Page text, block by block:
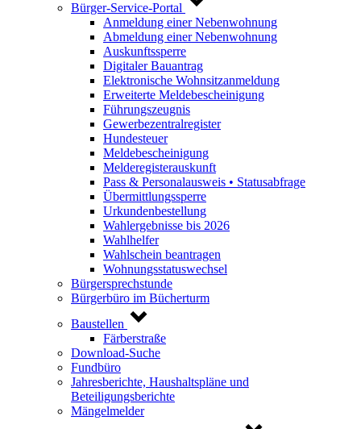
Bürger-Service-Portal
Anmeldung einer Nebenwohnung
Abmeldung einer Nebenwohnung
Auskunftssperre
Digitaler Bauantrag
Elektronische Wohnsitzanmeldung
Erweiterte Meldebescheinigung
Führungszeugnis
Gewerbezentralregister
Hundesteuer
Meldebescheinigung
Melderegisterauskunft
Pass & Personalausweis • Statusabfrage
Übermittlungssperre
Urkundenbestellung
Wahlergebnisse bis 2026
Wahlhelfer
Wahlschein beantragen
Wohnungsstatuswechsel
Bürgersprechstunde
Bürgerbüro im Bücherturm
Baustellen
Färberstraße
Download-Suche
Fundbüro
Jahresberichte, Haushaltspläne und
Beteiligungsberichte
Mängelmelder